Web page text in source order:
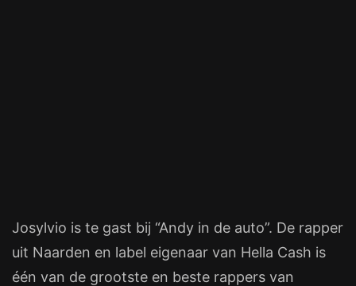
Josylvio is te gast bij “Andy in de auto”. De rapper
uit Naarden en label eigenaar van Hella Cash is
één van de grootste en beste rappers van